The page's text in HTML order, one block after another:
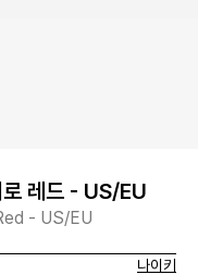
레드 - US/EU
- US/EU
나이키